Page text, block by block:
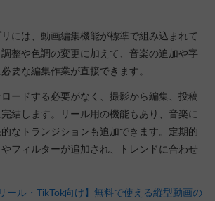
には、動画編集機能が標準で組み込まれて
整や色調の変更に加えて、音楽の追加や字
要な編集作業が直接できます。
ードする必要がなく、撮影から編集、投稿
結します。リール用の機能もあり、音楽に
なトランジションも追加できます。定期的
フィルターが追加され、トレンドに合わせ
ール・TikTok向け】無料で使える縦型動画の